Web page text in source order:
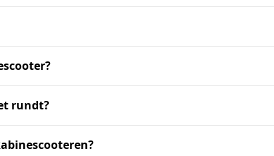
rundt?